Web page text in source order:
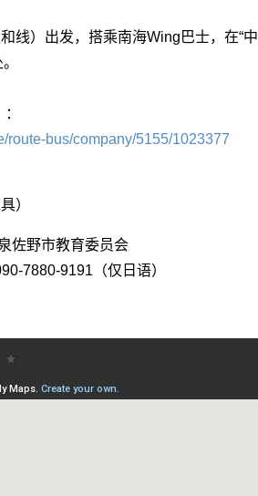
线）出发，搭乘南海Wing巴士，在“中
route-bus/company/5155/1023377
）
佐野市教育委员会
7880-9191（仅日语）